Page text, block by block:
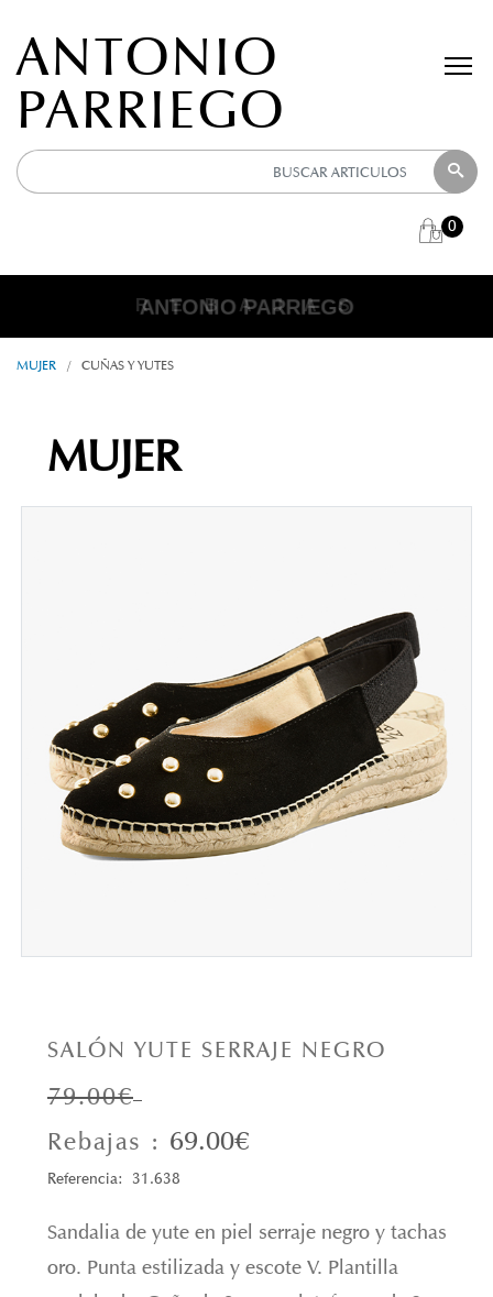
ANTONIO
PARRIEGO
0
R E B A J A S
ANTONIO PARRIEGO
MUJER / CUÑAS Y YUTES
MUJER
SALÓN YUTE SERRAJE NEGRO
79.00€
Rebajas : 69.00€
Referencia: 31.638
Sandalia de yute en piel serraje negro y tachas
oro. Punta estilizada y escote V. Plantilla